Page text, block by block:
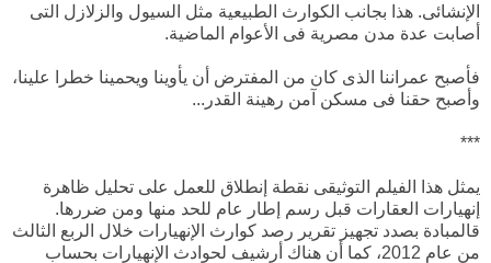
الإنشائى. هذا بجانب الكوارث الطبيعية مثل السيول والزلازل التى
أصابت عدة مدن مصرية فى الأعوام الماضية.
فأصبح عمراننا الذى كان من المفترض أن يأوينا ويحمينا خطرا علينا،
وأصبح حقنا فى مسكن آمن رهينة القدر...
***
يمثل هذا الفيلم التوثيقى نقطة إنطلاق للعمل على تحليل ظاهرة
إنهيارات العقارات قبل رسم إطار عام للحد منها ومن ضررها.
قالمبادة بصدد تجهيز تقرير رصد كوارث الإنهيارات خلال الربع الثالث
من عام 2012، كما أن هناك أرشيف لحوادث الإنهيارات بحساب